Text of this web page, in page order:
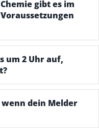
gibt es im
um 2 Uhr auf,
dein Melder